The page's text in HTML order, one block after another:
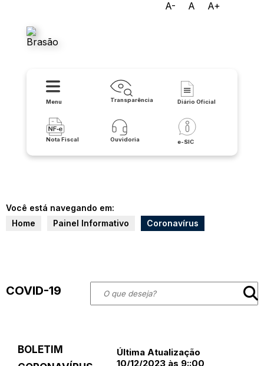
A- A A+
Menu Transparência Diário Oficial
Nota Fiscal Ouvidoria e-SIC
Você está navegando em:
Home
Painel Informativo Coronavírus
COVID-19
BOLETIM
Última Atualização
10/12/2023 às 9::00